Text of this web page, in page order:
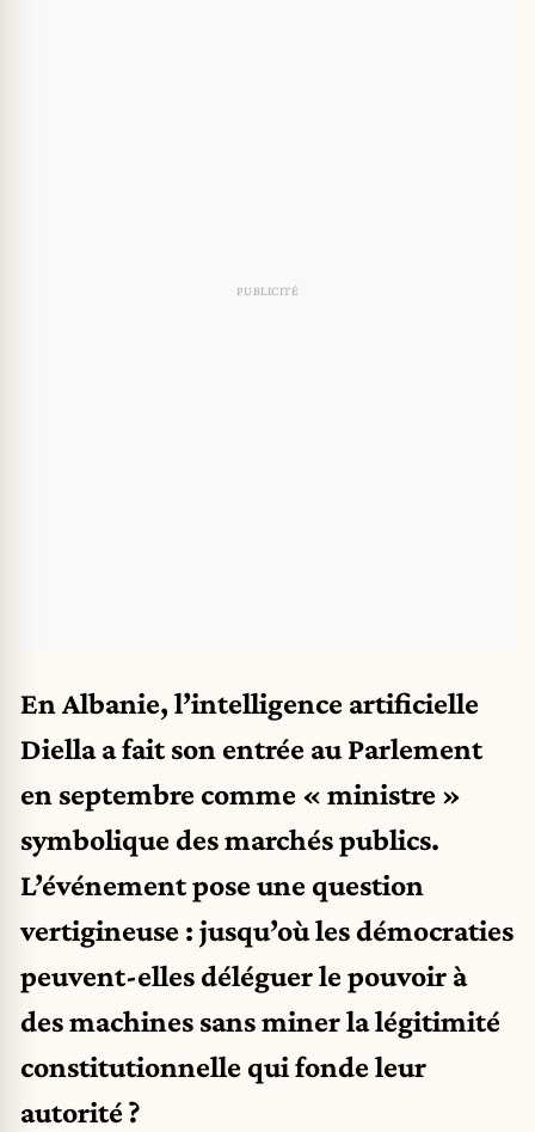
En Albanie, l’intelligence artificielle
Diella a fait son entrée au Parlement
en septembre comme « ministre »
symbolique des marchés publics.
L’événement pose une question
vertigineuse : jusqu’où les démocraties
peuvent-elles déléguer le pouvoir à
des machines sans miner la légitimité
constitutionnelle qui fonde leur
autorité ?